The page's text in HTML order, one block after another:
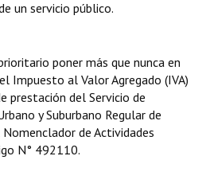
un servicio público.
poner más que nunca en
Impuesto al Valor Agregado (IVA)
prestación del Servicio de
y Suburbano Regular de
de Actividades
N° 492110.